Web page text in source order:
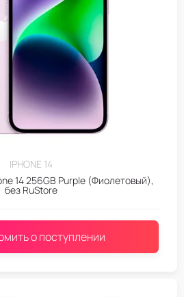
IPHONE 14
14 256GB Purple (Фиолетовый),
без RuStore
о поступлении